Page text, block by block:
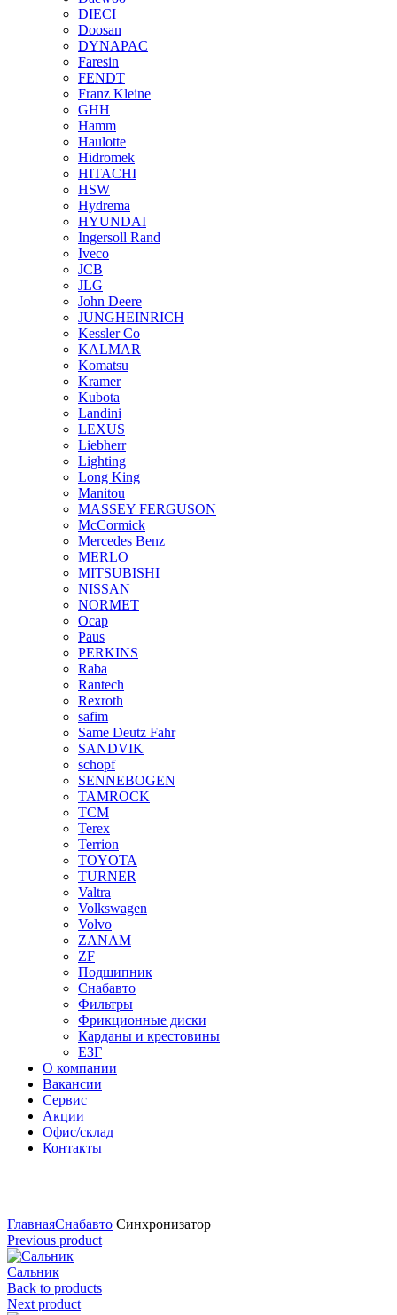
DIECI
Doosan
DYNAPAC
Faresin
FENDT
Franz Kleine
GHH
Hamm
Haulotte
Hidromek
HITACHI
HSW
Hydrema
HYUNDAI
Ingersoll Rand
Iveco
JCB
JLG
John Deere
JUNGHEINRICH
Kessler Co
KALMAR
Komatsu
Kramer
Kubota
Landini
LEXUS
Liebherr
Lighting
Long King
Manitou
MASSEY FERGUSON
McCormick
Mercedes Benz
MERLO
MITSUBISHI
NISSAN
NORMET
Ocap
Paus
PERKINS
Raba
Rantech
Rexroth
safim
Same Deutz Fahr
SANDVIK
schopf
SENNEBOGEN
TAMROCK
TCM
Terex
Terrion
TOYOTA
TURNER
Valtra
Volkswagen
Volvo
ZANAM
ZF
Подшипник
Снабавто
Фильтры
Фрикционные диски
Карданы и крестовины
ЕЗГ
О компании
Вакансии
Сервис
Акции
Офис/склад
Контакты
ГлавнаяСнабавто Синхронизатор
Previous product
Сальник
Back to products
Next product